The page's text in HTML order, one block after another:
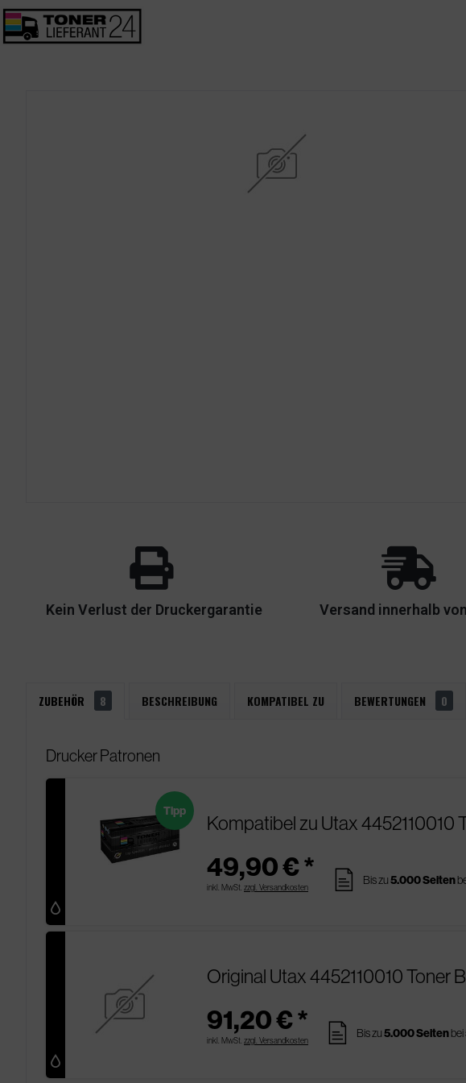
Kein Verlust der Druckergarantie Versand innerhalb
ZUBEHÖR 8 BESCHREIBUNG KOMPATIBEL ZU BEWERTUNGEN 0
Drucker Patronen
Kompatibel zu Utax 4452110010
49,90 € *
inkl. MwSt. zzgl. Versandkosten
Tipp
pages Bis zu5.000 Seiten
Original Utax 4452110010 Toner
91,20 € *
inkl. MwSt. zzgl. Versandkosten pages Bis zu5.000 Seiten